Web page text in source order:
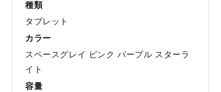
種類
タブレット
カラー
スペースグレイ ピンク パープル スターラ
イト
容量